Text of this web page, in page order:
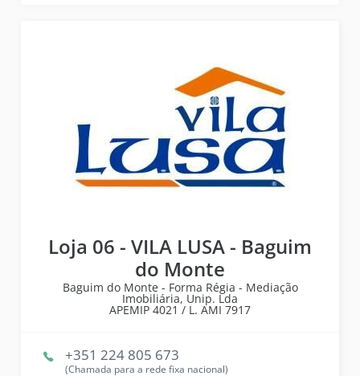
Loja 06 - VILA LUSA - Baguim
do Monte
Baguim do Monte - Forma Régia - Mediação
Imobiliária, Unip. Lda
APEMIP 4021 / L. AMI 7917
+351 224 805 673
(Chamada para a rede fixa nacional)